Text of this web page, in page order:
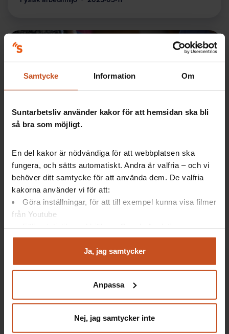
Samtycke Information Om
Suntarbetsliv använder kakor för att hemsidan ska bli
så bra som möjligt.
En del kakor är nödvändiga för att webbplatsen ska
fungera, och sätts automatiskt. Andra är valfria – och vi
behöver ditt samtycke för att använda dem. De valfria
kakorna använder vi för att:
Göra inställningar, för att till exempel kunna visa filmer
från Youtube
Analysera trafik för att kunna visa riktad information
Du kan när som helst återta ditt godkännande genom att
integritet@suntarbetsliv.se.
Ja, jag samtycker
Anpassa
Nej, jag samtycker inte
10 åtgärder mot osäkra arbetsvillkor
Osäkra arbetsvillkor kan leda till allvarliga
hälsoproblem för de som jobbar där. Allt fler arbetar
under sådana villkor, både i privat och offentlig…
SAM 2025-02-25